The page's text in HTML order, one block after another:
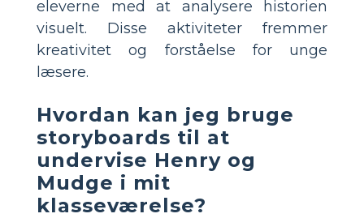
eleverne med at analysere historien
visuelt. Disse aktiviteter fremmer
kreativitet og forståelse for unge
læsere.
Hvordan kan jeg bruge
storyboards til at
undervise Henry og
Mudge i mit
klasseværelse?